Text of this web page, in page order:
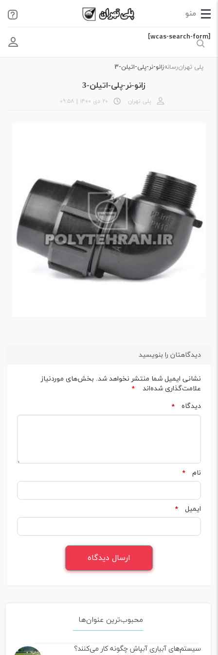
[wcas-search-form]
پلی تهرانرسانهزانو-نر-پلی-اتیلن-3
زانو-نر-پلی-اتیلن-3
پلی تهران ۲۰ دی ۱۴۰۰ | ۰۹:۵۸
دیدگاهتان را بنویسید
نشانی ایمیل شما منتشر نخواهد شد. بخش‌های موردنیاز
علامت‌گذاری شده‌اند
*
دیدگاه
*
نام *
ایمیل *
محبوب‌ترین عنوان‌ها
سیستم‌های آبیاری آبپاش چگونه کار می‌کنند؟